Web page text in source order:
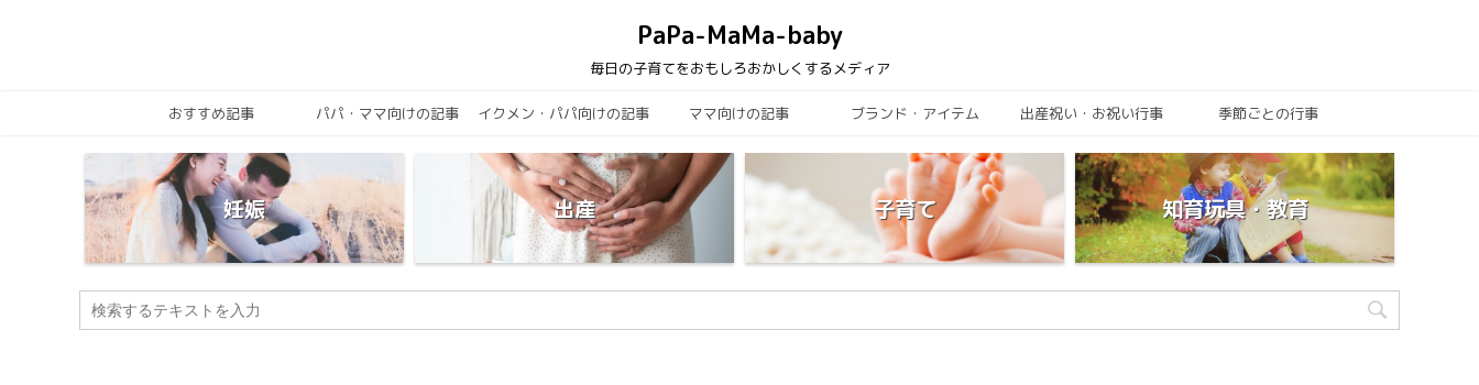
PaPa-MaMa-baby
毎日の子育てをおもしろおかしくするメディア
おすすめ記事 パパ・ママ向けの記事 イクメン・パパ向けの記事 ママ向けの記事 ブランド・アイテム 出産祝い・お祝い行事 季節ごとの行事
妊娠 出産 子育て 知育玩具・教育